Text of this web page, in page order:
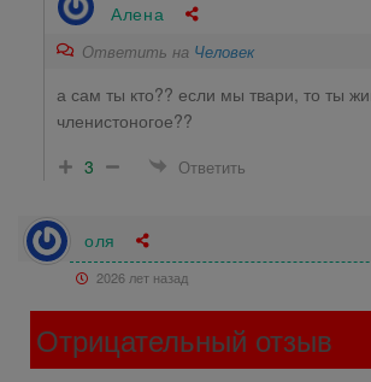
Алена
Ответить на Человек
а сам ты кто?? если мы твари, то ты
членистоногое??
3
Ответить
оля
2026 лет назад
Отрицательный отзыв